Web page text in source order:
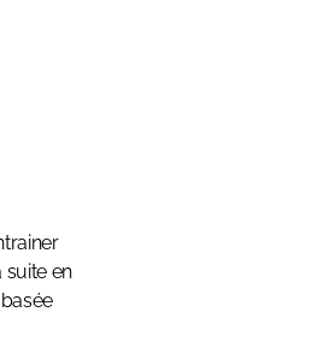
suite en